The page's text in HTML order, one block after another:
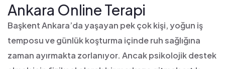
Ankara Online Terapi
Başkent Ankara’da yaşayan pek çok kişi, yoğun iş
temposu ve günlük koşturma içinde ruh sağlığına
zaman ayırmakta zorlanıyor. Ancak psikolojik destek